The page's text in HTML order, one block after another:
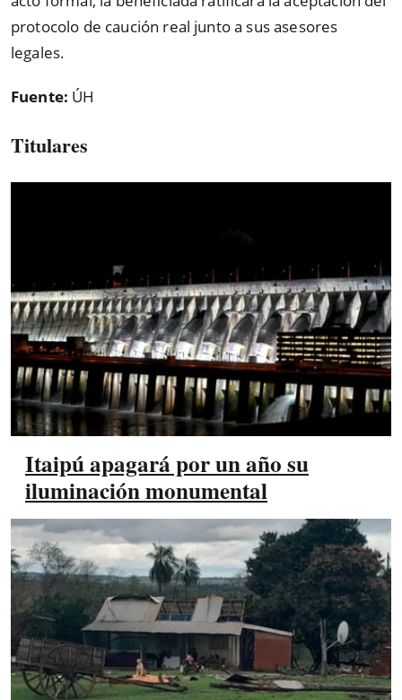
protocolo de caución real junto a sus asesores
legales.
Fuente: ÚH
Titulares
Itaipú apagará por un año su
iluminación monumental